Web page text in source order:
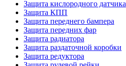
Защита кислородного датчика
Защита КПП
Защита переднего бампера
Защита передних фар
Защита радиатора
Защита раздаточной коробки
Защита редуктора